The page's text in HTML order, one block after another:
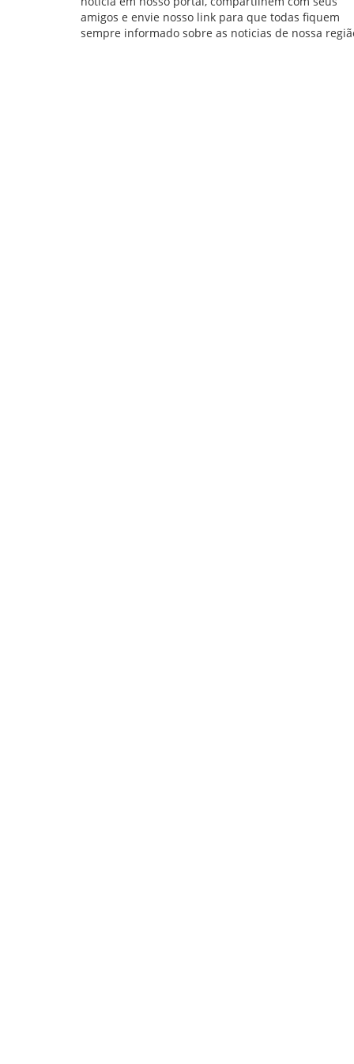
amigos e envie nosso link para que todas fiquem
sempre informado sobre as noticias de nossa